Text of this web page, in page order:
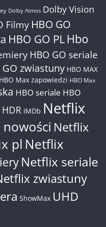
Dolby Atmos Dolby Vision
Filmy HBO GO
HBO GO PL Hbo
HBO GO seriale
GO zwiastuny HBO MAX
HBO Max zapowiedzi HBO Max
HBO seriale HBO
HDR IMDb Netflix
Netflix
pl Netflix
Netflix seriale
zwiastuny
ShowMax UHD